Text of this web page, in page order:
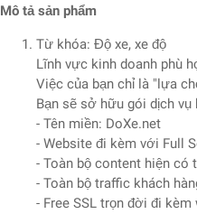
Mô tả sản phẩm
Từ khóa: Độ xe, xe độ
Lĩnh vực kinh doanh phù
Việc của bạn chỉ là "lựa
Bạn sẽ sở hữu gói dịch vụ
- Tên miền: DoXe.net
- Website đi kèm với Full
- Toàn bộ content hiện có
- Toàn bộ traffic khách
- Free SSL trọn đời đi kèm